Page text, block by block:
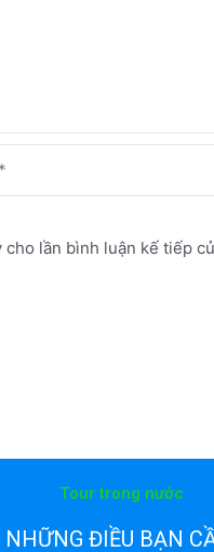
lần bình luận kế tiếp
Tour trong nước
NHỮNG ĐIỀU BẠN